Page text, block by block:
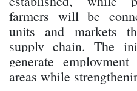
farmers will be
units and markets
supply chain. The
generate
areas while